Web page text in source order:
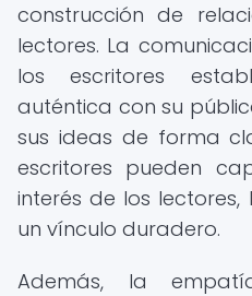
construcción de
lectores. La
los escritores
auténtica con su
sus ideas de forma
escritores pueden
interés de los
un vínculo duradero.
Además, la